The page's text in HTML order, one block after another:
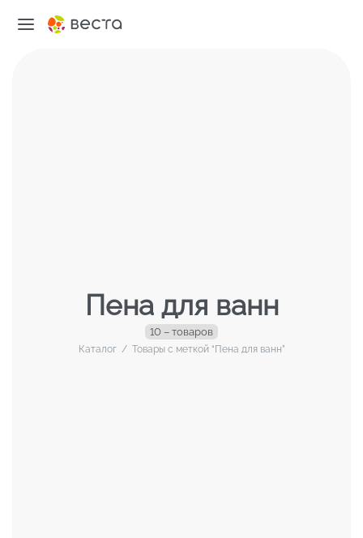
Пена для ванн
10 – товаров
Каталог / Товары с меткой “Пена для ванн”